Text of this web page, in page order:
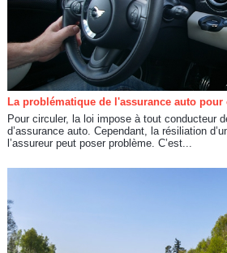
La problématique de l'assurance auto
Pour circuler, la loi impose à tout conducteur
d’assurance auto. Cependant, la résiliation
l’assureur peut poser problème. C’est...